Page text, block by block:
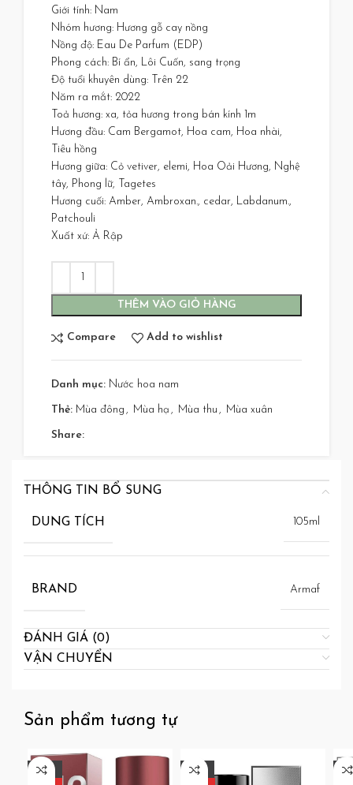
Giới tính: Nam
Nhóm hương: Hương gỗ cay nồng
Nồng độ: Eau De Parfum (EDP)
Phong cách: Bí ẩn, Lôi Cuốn, sang trọng
Độ tuổi khuyên dùng: Trên 22
Năm ra mắt: 2022
Toả hương: xa, tỏa hương trong bán kính 1m
Hương đầu: Cam Bergamot, Hoa cam, Hoa nhài,
Tiêu hồng
Hương giữa: Cỏ vetiver, elemi, Hoa Oải Hương, Nghệ
tây, Phong lữ, Tagetes
Hương cuối: Amber, Ambroxan., cedar, Labdanum.,
Patchouli
Xuất xứ: Ả Rập
THÊM VÀO GIỎ HÀNG
Compare Add to wishlist
Danh mục: Nước hoa nam
Thẻ: Mùa đông , Mùa hạ , Mùa thu , Mùa xuân
Share:
THÔNG TIN BỔ SUNG
DUNG TÍCH 105ml
BRAND Armaf
ĐÁNH GIÁ (0)
VẬN CHUYỂN
Sản phẩm tương tự
-35%
-34%
-